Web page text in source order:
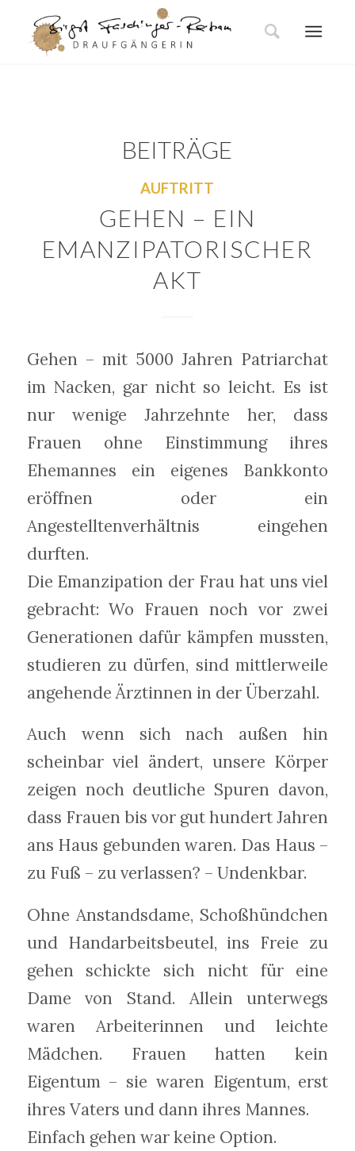
BEITRÄGE
AUFTRITT
GEHEN – EIN
EMANZIPATORISCHER
AKT
Gehen – mit 5000 Jahren Patriarchat
im Nacken, gar nicht so leicht. Es ist
nur wenige Jahrzehnte her, dass
Frauen ohne Einstimmung ihres
Ehemannes ein eigenes Bankkonto
eröffnen oder ein
Angestelltenverhältnis eingehen
durften.
Die Emanzipation der Frau hat uns viel
gebracht: Wo Frauen noch vor zwei
Generationen dafür kämpfen mussten,
studieren zu dürfen, sind mittlerweile
angehende Ärztinnen in der Überzahl.
Auch wenn sich nach außen hin
scheinbar viel ändert, unsere Körper
zeigen noch deutliche Spuren davon,
dass Frauen bis vor gut hundert Jahren
ans Haus gebunden waren. Das Haus –
zu Fuß – zu verlassen? – Undenkbar.
Ohne Anstandsdame, Schoßhündchen
und Handarbeitsbeutel, ins Freie zu
gehen schickte sich nicht für eine
Dame von Stand. Allein unterwegs
waren Arbeiterinnen und leichte
Mädchen. Frauen hatten kein
Eigentum – sie waren Eigentum, erst
ihres Vaters und dann ihres Mannes.
Einfach gehen war keine Option.